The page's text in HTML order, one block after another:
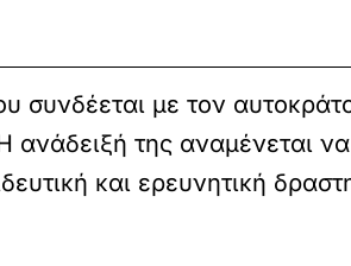
με τον
ανάδειξή της αναμένεται
και ερευνητική